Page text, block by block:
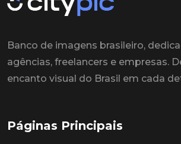
Banco de imagens brasileiro,
agências, freelancers e empresas.
encanto visual do Brasil em cada
Páginas Principais